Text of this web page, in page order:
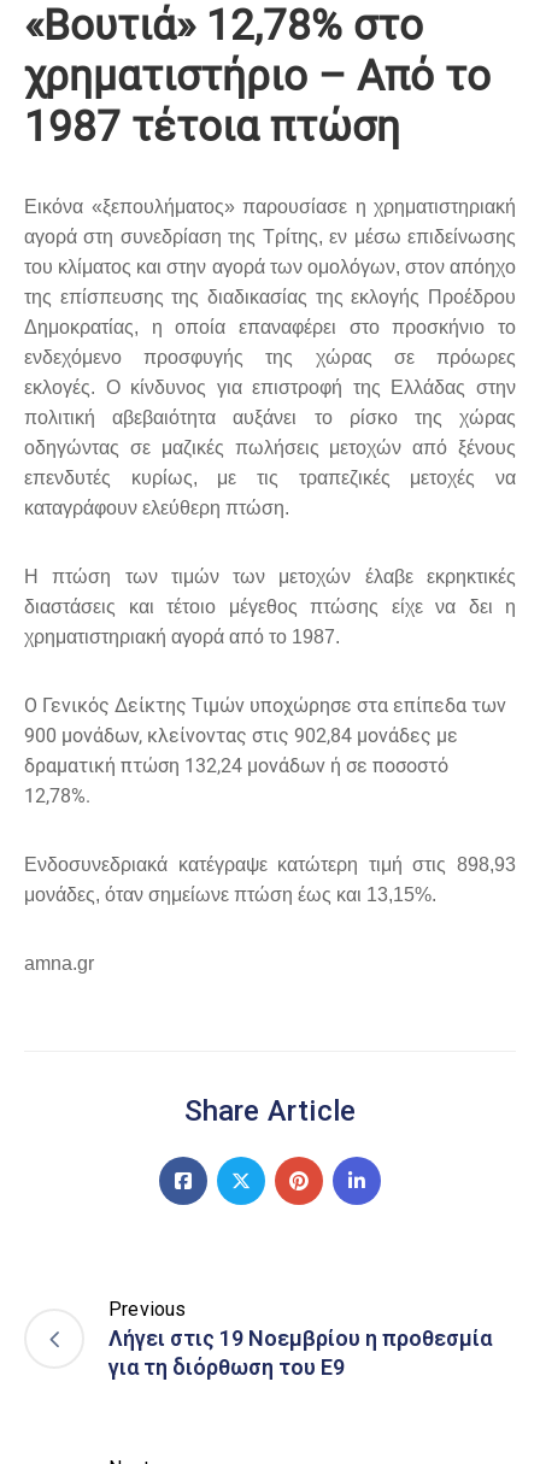
«Βουτιά» 12,78% στο
χρηματιστήριο – Από το
1987 τέτοια πτώση
Εικόνα «ξεπουλήματος» παρουσίασε η χρηματιστηριακή
αγορά στη συνεδρίαση της Τρίτης, εν μέσω επιδείνωσης
του κλίματος και στην αγορά των ομολόγων, στον απόηχο
της επίσπευσης της διαδικασίας της εκλογής Προέδρου
Δημοκρατίας, η οποία επαναφέρει στο προσκήνιο το
ενδεχόμενο προσφυγής της χώρας σε πρόωρες
εκλογές. Ο κίνδυνος για επιστροφή της Ελλάδας στην
πολιτική αβεβαιότητα αυξάνει το ρίσκο της χώρας
οδηγώντας σε μαζικές πωλήσεις μετοχών από ξένους
επενδυτές κυρίως, με τις τραπεζικές μετοχές να
καταγράφουν ελεύθερη πτώση.
Η πτώση των τιμών των μετοχών έλαβε εκρηκτικές
διαστάσεις και τέτοιο μέγεθος πτώσης είχε να δει η
χρηματιστηριακή αγορά από το 1987.
O Γενικός Δείκτης Τιμών υποχώρησε στα επίπεδα των
900 μονάδων, κλείνοντας στις 902,84 μονάδες με
δραματική πτώση 132,24 μονάδων ή σε ποσοστό
12,78%.
Ενδοσυνεδριακά κατέγραψε κατώτερη τιμή στις 898,93
μονάδες, όταν σημείωνε πτώση έως και 13,15%.
amna.gr
Share Article
Previous
Λήγει στις 19 Νοεμβρίου η προθεσμία
για τη διόρθωση του Ε9